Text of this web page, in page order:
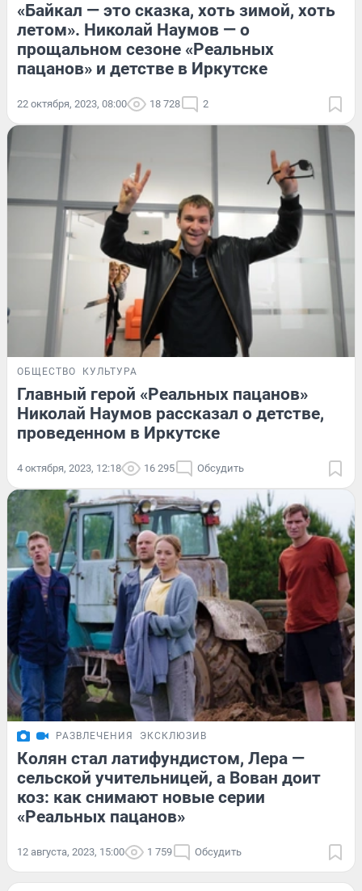
«Байкал — это сказка, хоть зимой, хоть
летом». Николай Наумов — о
прощальном сезоне «Реальных
пацанов» и детстве в Иркутске
22 октября, 2023, 08:00 18 728 2
ОБЩЕСТВО КУЛЬТУРА
Главный герой «Реальных пацанов»
Николай Наумов рассказал о детстве,
проведенном в Иркутске
4 октября, 2023, 12:18 16 295 Обсудить
РАЗВЛЕЧЕНИЯ ЭКСКЛЮЗИВ
Колян стал латифундистом, Лера —
сельской учительницей, а Вован доит
коз: как снимают новые серии
«Реальных пацанов»
12 августа, 2023, 15:00 1 759 Обсудить